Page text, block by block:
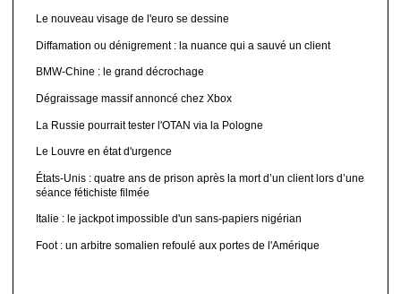
Le nouveau visage de l'euro se dessine
Diffamation ou dénigrement : la nuance qui a sauvé un client
BMW-Chine : le grand décrochage
Dégraissage massif annoncé chez Xbox
La Russie pourrait tester l'OTAN via la Pologne
Le Louvre en état d'urgence
États-Unis : quatre ans de prison après la mort d’un client lors d’une
séance fétichiste filmée
Italie : le jackpot impossible d'un sans-papiers nigérian
Foot : un arbitre somalien refoulé aux portes de l'Amérique